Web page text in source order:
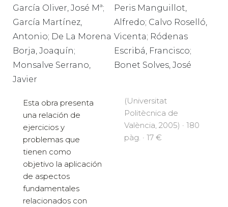
García Oliver, José Mª;
García Martínez,
Antonio; De La Morena
Borja, Joaquín;
Monsalve Serrano,
Javier
Esta obra presenta
una relación de
ejercicios y
problemas que
tienen como
objetivo la aplicación
de aspectos
fundamentales
relacionados con
Peris Manguillot,
Alfredo; Calvo Roselló,
Vicenta; Ródenas
Escribá, Francisco;
Bonet Solves, José
(Universitat
Politècnica de
València, 2005) · 180
pàg. · 17 €